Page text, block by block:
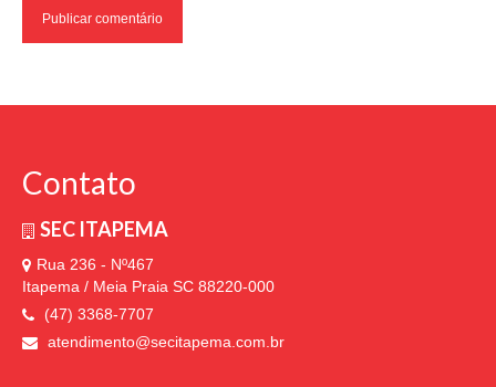
Contato
SEC ITAPEMA
Rua 236 - Nº467
Itapema / Meia Praia SC 88220-000
(47) 3368-7707
atendimento@secitapema.com.br